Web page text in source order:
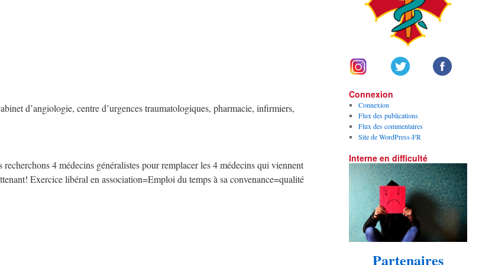
d’angiologie, centre d’urgences traumatologiques, pharmacie, infirmiers,
4 médecins généralistes pour remplacer les 4 médecins qui viennent
Exercice libéral en association=Emploi du temps à sa convenance=qualité
Connexion
Connexion
Flux des publications
Flux des commentaires
Site de WordPress-FR
Interne en difficulté
Partenaires